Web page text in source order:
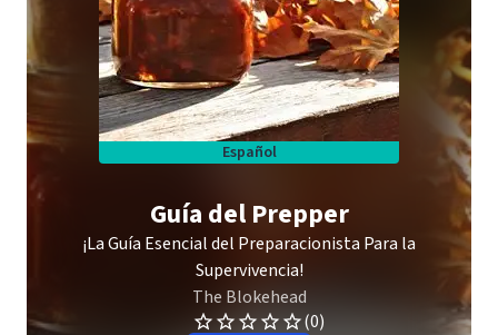
Español
Guía del Prepper
¡La Guía Esencial del Preparacionista Para la
Supervivencia!
The Blokehead
(0)